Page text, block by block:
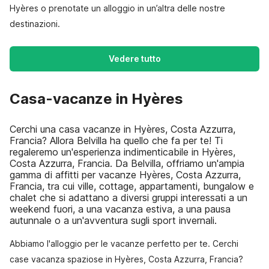
Hyères o prenotate un alloggio in un’altra delle nostre
destinazioni.
Vedere tutto
Casa-vacanze in Hyères
Cerchi una casa vacanze in Hyères, Costa Azzurra,
Francia? Allora Belvilla ha quello che fa per te! Ti
regaleremo un'esperienza indimenticabile in Hyères,
Costa Azzurra, Francia. Da Belvilla, offriamo un'ampia
gamma di affitti per vacanze Hyères, Costa Azzurra,
Francia, tra cui ville, cottage, appartamenti, bungalow e
chalet che si adattano a diversi gruppi interessati a un
weekend fuori, a una vacanza estiva, a una pausa
autunnale o a un'avventura sugli sport invernali.
Abbiamo l'alloggio per le vacanze perfetto per te. Cerchi
case vacanza spaziose in Hyères, Costa Azzurra, Francia?